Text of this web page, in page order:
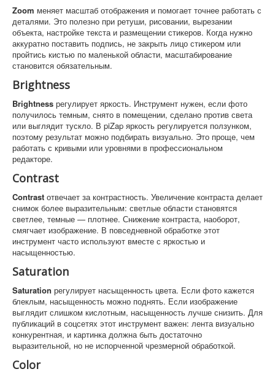
Zoom меняет масштаб отображения и помогает точнее работать с
деталями. Это полезно при ретуши, рисовании, вырезании
объекта, настройке текста и размещении стикеров. Когда нужно
аккуратно поставить подпись, не закрыть лицо стикером или
пройтись кистью по маленькой области, масштабирование
становится обязательным.
Brightness
Brightness регулирует яркость. Инструмент нужен, если фото
получилось темным, снято в помещении, сделано против света
или выглядит тускло. В piZap яркость регулируется ползунком,
поэтому результат можно подбирать визуально. Это проще, чем
работать с кривыми или уровнями в профессиональном
редакторе.
Contrast
Contrast отвечает за контрастность. Увеличение контраста делает
снимок более выразительным: светлые области становятся
светлее, темные — плотнее. Снижение контраста, наоборот,
смягчает изображение. В повседневной обработке этот
инструмент часто используют вместе с яркостью и
насыщенностью.
Saturation
Saturation регулирует насыщенность цвета. Если фото кажется
блеклым, насыщенность можно поднять. Если изображение
выглядит слишком кислотным, насыщенность лучше снизить. Для
публикаций в соцсетях этот инструмент важен: лента визуально
конкурентная, и картинка должна быть достаточно
выразительной, но не испорченной чрезмерной обработкой.
Color